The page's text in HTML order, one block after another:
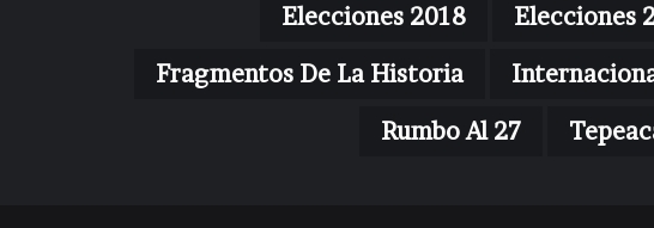
Elecciones 2018
Elecciones
Fragmentos De La Historia
Rumbo Al 27